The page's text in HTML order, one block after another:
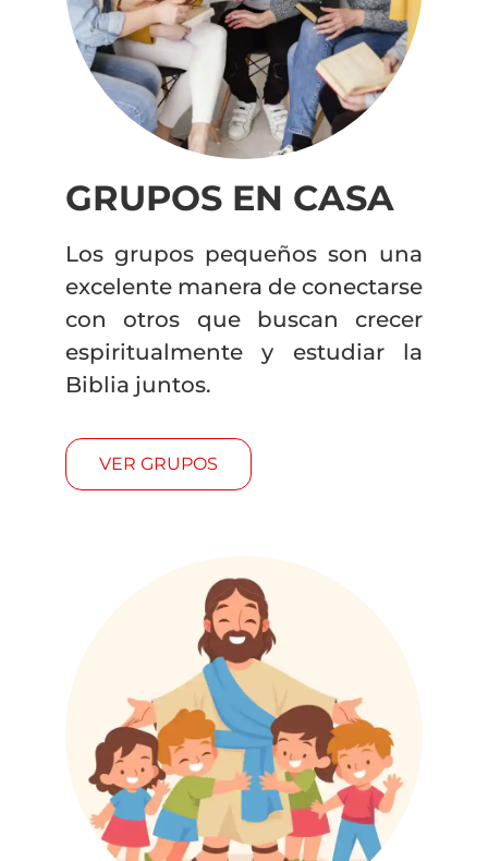
GRUPOS EN CASA
Los grupos pequeños son una
excelente manera de conectarse
con otros que buscan crecer
espiritualmente y estudiar la
Biblia juntos.
VER GRUPOS